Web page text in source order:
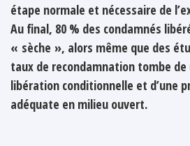
étape normale et nécessaire de
Au final, 80 % des condamnés
« sèche », alors même que des
taux de recondamnation tombe de
libération conditionnelle et d’une
adéquate en milieu ouvert.